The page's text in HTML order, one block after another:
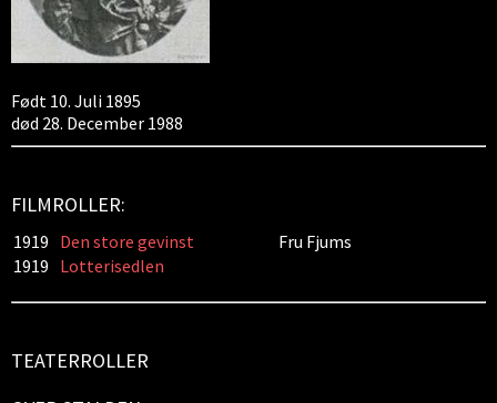
Født 10. Juli 1895
død 28. December 1988
FILMROLLER:
1919 Den store gevinst
Fru Fjums
1919 Lotterisedlen
TEATERROLLER